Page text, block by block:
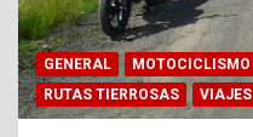
GENERAL MOTOCICLISMO
RUTAS TIERROSAS
VIAJES